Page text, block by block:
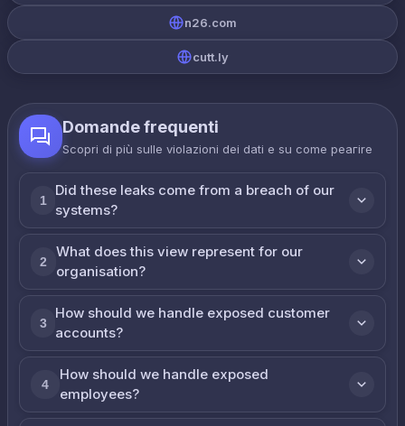
n26.com
cutt.ly
Domande frequenti
Scopri di più sulle violazioni dei dati e su come реагire
1
Did these leaks come from a breach of our
systems?
2
What does this view represent for our
organisation?
3
How should we handle exposed customer
accounts?
4
How should we handle exposed
employees?